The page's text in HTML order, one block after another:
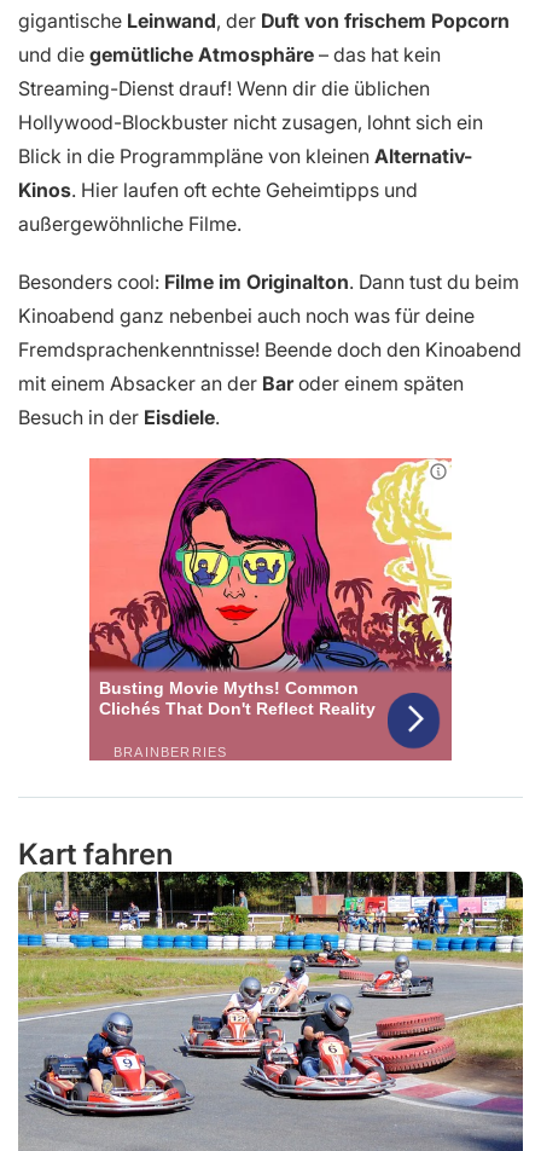
gigantische Leinwand, der Duft von frischem Popcorn
und die gemütliche Atmosphäre – das hat kein
Streaming-Dienst drauf! Wenn dir die üblichen
Hollywood-Blockbuster nicht zusagen, lohnt sich ein
Blick in die Programmpläne von kleinen Alternativ-
Kinos. Hier laufen oft echte Geheimtipps und
außergewöhnliche Filme.
Besonders cool: Filme im Originalton. Dann tust du beim
Kinoabend ganz nebenbei auch noch was für deine
Fremdsprachenkenntnisse! Beende doch den Kinoabend
mit einem Absacker an der Baroder einem späten
Besuch in der Eisdiele.
Kart fahren